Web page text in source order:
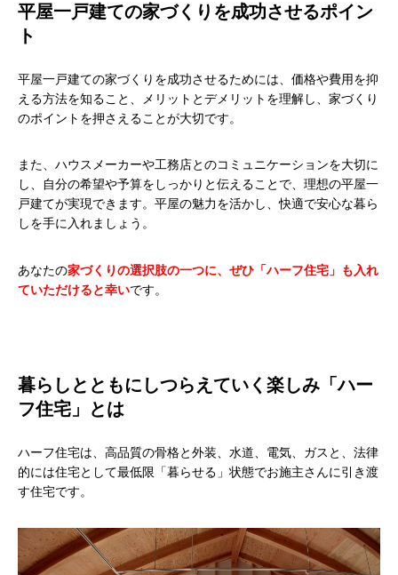
平屋一戸建ての家づくりを成功させるポイン
ト
平屋一戸建ての家づくりを成功させるためには、価格や費用を抑
える方法を知ること、メリットとデメリットを理解し、家づくり
のポイントを押さえることが大切です。
また、ハウスメーカーや工務店とのコミュニケーションを大切に
し、自分の希望や予算をしっかりと伝えることで、理想の平屋一
戸建てが実現できます。平屋の魅力を活かし、快適で安心な暮ら
しを手に入れましょう。
あなたの家づくりの選択肢の一つに、ぜひ「ハーフ住宅」も入れ
ていただけると幸いです。
暮らしとともにしつらえていく楽しみ「ハー
フ住宅」とは
ハーフ住宅は、高品質の骨格と外装、水道、電気、ガスと、法律
的には住宅として最低限「暮らせる」状態でお施主さんに引き渡
す住宅です。